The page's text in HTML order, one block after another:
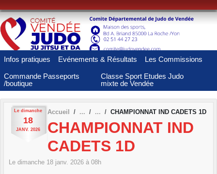
Infos pratiques Evénements & Résultats Les Commissions
Commande Passeports
/boutique
Classe Sport Etudes Judo
mixte de Vendée
Le dimanche
18
JANV. 2026
Accueil CHAMPIONNAT IND CADETS 1D
CHAMPIONNAT IND
CADETS 1D
Le dimanche 18 janv. 2026 à 08h